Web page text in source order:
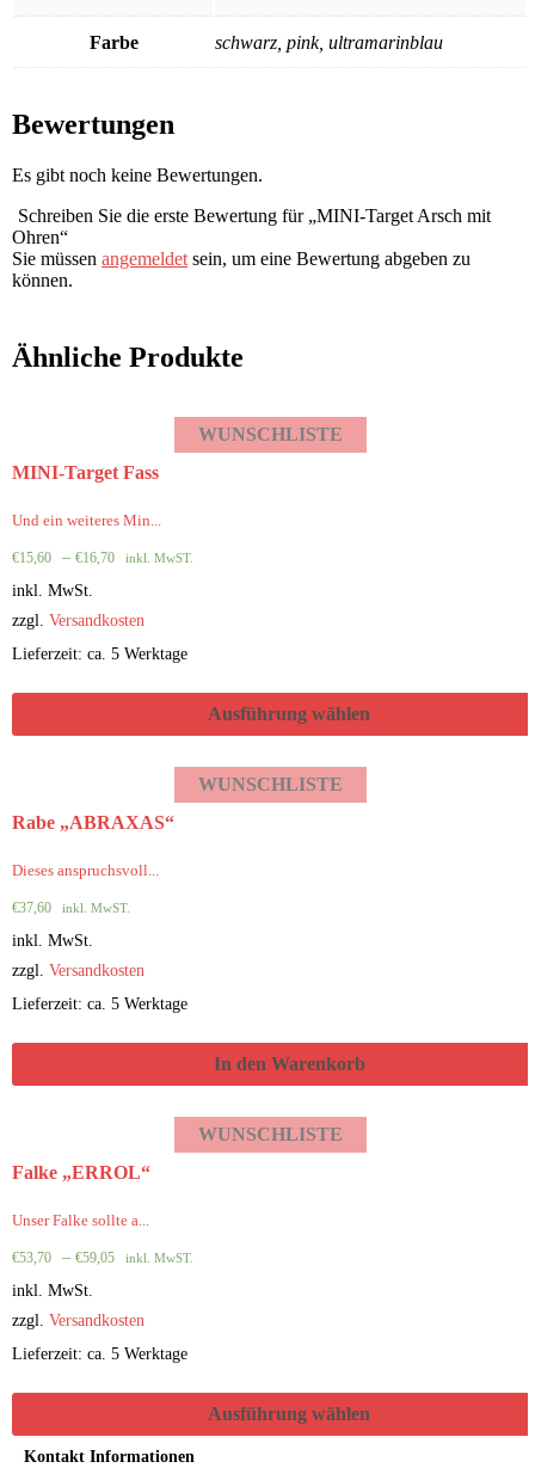
Farbe schwarz, pink, ultramarinblau
Bewertungen
Es gibt noch keine Bewertungen.
Schreiben Sie die erste Bewertung für „MINI-Target Arsch mit
Ohren“
Sie müssenangemeldet sein, um eine Bewertung abgeben zu
können.
Ähnliche Produkte
WUNSCHLISTE
MINI-Target Fass
Und ein weiteres Min...
€15,60 –€16,70 inkl. MwST.
inkl. MwSt.
zzgl.Versandkosten
Lieferzeit: ca. 5 Werktage
Ausführung wählen
WUNSCHLISTE
Rabe „ABRAXAS“
Dieses anspruchsvoll...
€37,60 inkl. MwST.
inkl. MwSt.
zzgl.Versandkosten
Lieferzeit: ca. 5 Werktage
In den Warenkorb
WUNSCHLISTE
Falke „ERROL“
Unser Falke sollte a...
€53,70 –€59,05 inkl. MwST.
inkl. MwSt.
zzgl.Versandkosten
Lieferzeit: ca. 5 Werktage
Ausführung wählen
Kontakt Informationen